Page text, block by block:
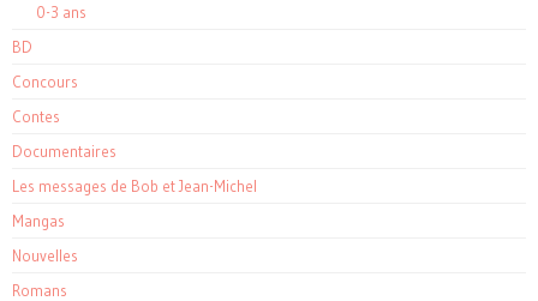
0-3 ans
BD
Concours
Contes
Documentaires
Les messages de Bob et Jean-Michel
Mangas
Nouvelles
Romans